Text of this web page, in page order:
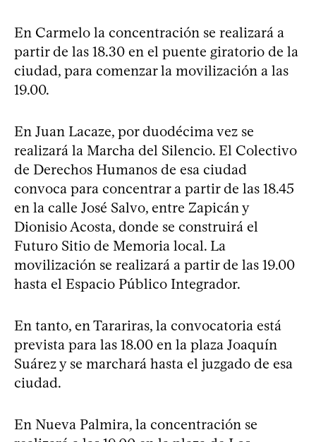
En Carmelo la concentración se realizará a
partir de las 18.30 en el puente giratorio de la
ciudad, para comenzar la movilización a las
19.00.
En Juan Lacaze, por duodécima vez se
realizará la Marcha del Silencio. El Colectivo
de Derechos Humanos de esa ciudad
convoca para concentrar a partir de las 18.45
en la calle José Salvo, entre Zapicán y
Dionisio Acosta, donde se construirá el
Futuro Sitio de Memoria local. La
movilización se realizará a partir de las 19.00
hasta el Espacio Público Integrador.
En tanto, en Tarariras, la convocatoria está
prevista para las 18.00 en la plaza Joaquín
Suárez y se marchará hasta el juzgado de esa
ciudad.
En Nueva Palmira, la concentración se